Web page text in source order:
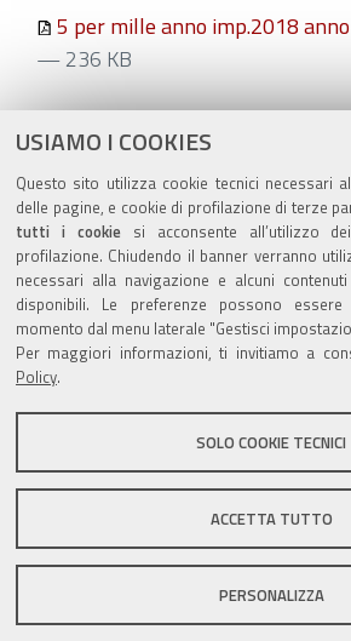
USIAMO I COOKIES
Questo sito utilizza cookie tecnici necessari
delle pagine, e cookie di profilazione di terze
tutti i cookiesi acconsente all’utilizzo
profilazione. Chiudendo il banner verranno
necessari alla navigazione e alcuni
disponibili. Le preferenze possono
momento dal menu laterale "Gestisci
Per maggiori informazioni, ti invitiamo a
Policy.
SOLO COOKIE TECNICI
ACCETTA TUTTO
PERSONALIZZA
5 per mille anno imp.2018
— 236 KB
Azioni
sul
documento
ultima modifica 14/05/2021
Valuta
Sito istituzionale Comune di